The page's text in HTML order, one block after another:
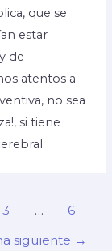
que se
estar
de
atentos a
no sea
si tiene
3 …
6
siguiente →